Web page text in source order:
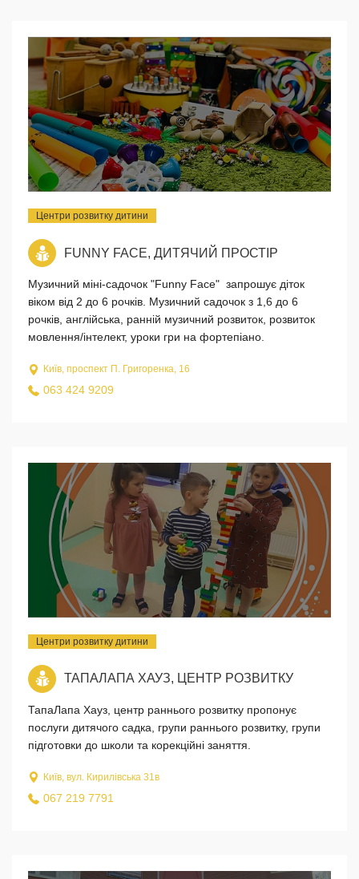
Центри розвитку дитини
FUNNY FACE, ДИТЯЧИЙ ПРОСТІР
Музичний міні-садочок "Funny Face" запрошує діток
віком від 2 до 6 рочків. Музичний садочок з 1,6 до 6
рочків, англійська, ранній музичний розвиток, розвиток
мовлення/інтелект, уроки гри на фортепіано.
Київ, проспект П. Григоренка, 16
063 424 9209
Центри розвитку дитини
ТАПАЛАПА ХАУЗ, ЦЕНТР РОЗВИТКУ
ТапаЛапа Хауз, центр раннього розвитку пропонує
послуги дитячого садка, групи раннього розвитку, групи
підготовки до школи та корекційні заняття.
Київ, вул. Кирилівська 31в
067 219 7791